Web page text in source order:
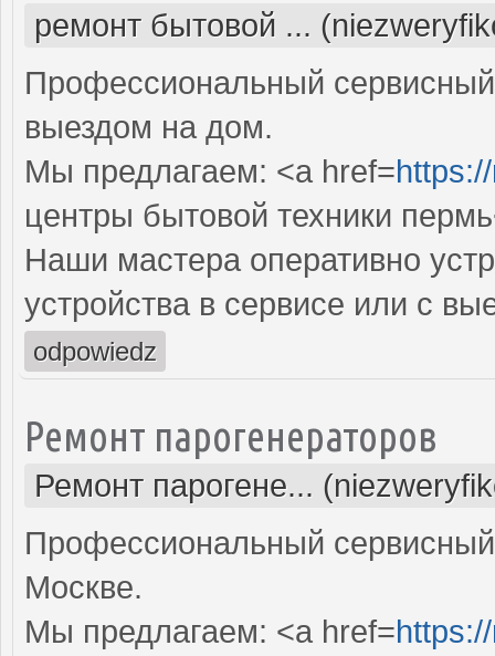
ремонт бытовой ...
Профессиональный
выездом на дом.
Мы предлагаем: <a href=
центры бытовой техники
Наши мастера оперативно
устройства в сервисе или с
odpowiedz
Ремонт парогенераторов
Ремонт парогене...
Профессиональный
Москве.
Мы предлагаем: <a href=